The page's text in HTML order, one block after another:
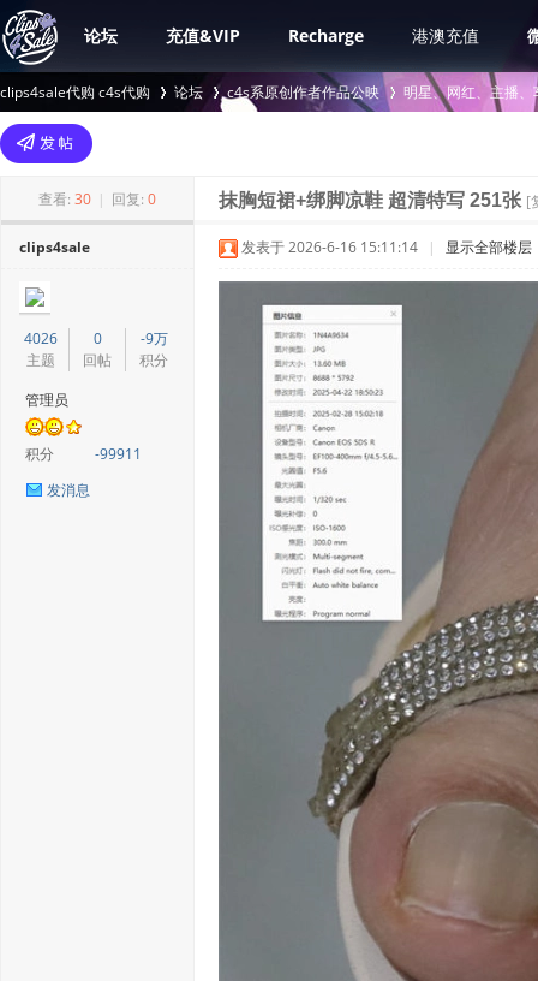
论坛 充值&VIP Recharge 港澳充值
clips4sale代购 c4s代购
>
论坛 c4s系原创作者作品公映
›
明星、网红、主播
查看: 30 | 回复: 0 抹胸短裙+绑脚凉鞋 超清特写 251张 [
clips4sale
4026
主题
0
回帖
-9万
积分
管理员
积分
-99911
发消息
发表于 2026-6-16 15:11:14 | 显示全部楼层